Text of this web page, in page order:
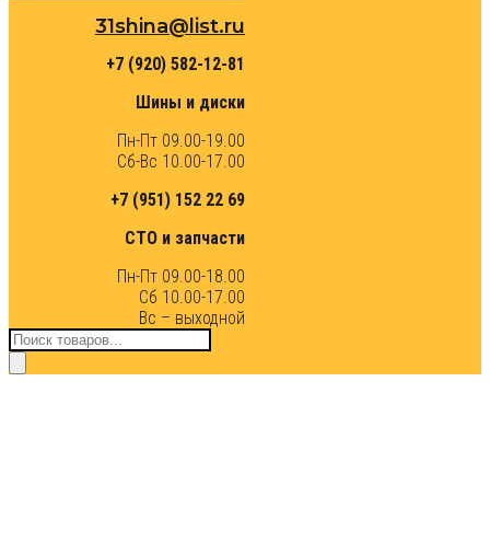
31shina@list.ru
+7 (920) 582-12-81
Шины и диски
Пн-Пт 09.00-19.00
Сб-Вс 10.00-17.00
+7 (951) 152 22 69
СТО и запчасти
Пн-Пт 09.00-18.00
Сб 10.00-17.00
Вс – выходной
Поиск
товаров